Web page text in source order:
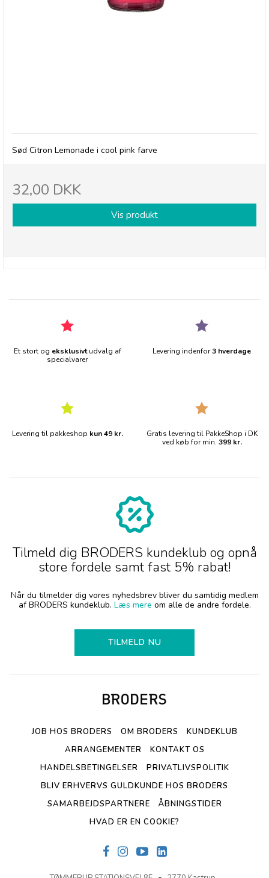
Sød Citron Lemonade i cool pink farve
32,00 DKK
Vis produkt
Et stort og eksklusivtudvalg af
specialvarer
Levering indenfor3 hverdage
Levering til pakkeshop kun 49 kr.
Gratis levering til PakkeShop i DK
ved køb for min. 399 kr.
Tilmeld dig BRODERS kundeklub og opnå
store fordele samt fast 5% rabat!
Når du tilmelder dig vores nyhedsbrev bliver du samtidig medlem
af BRODERS kundeklub. Læs mere om alle de andre fordele.
TILMELD NU
JOB HOS BRODERS OM BRODERS
KUNDEKLUB
ARRANGEMENTER
KONTAKT OS
HANDELSBETINGELSER
PRIVATLIVSPOLITIK
BLIV ERHVERVS GULDKUNDE HOS BRODERS
SAMARBEJDSPARTNERE
ÅBNINGSTIDER
HVAD ER EN COOKIE?